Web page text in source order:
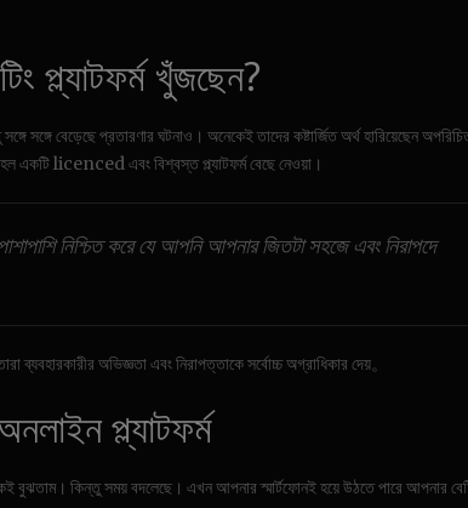
প্ল্যাটফর্ম খুঁজছেন?
সঙ্গে বেড়েছে প্রতারণার ঘটনাও। অনেকেই তাদের কষ্টার্জিত অর্থ হারিয়েছেন
একটি licenced এবং বিশ্বস্ত প্ল্যাটফর্ম বেছে নেওয়া।
নিশ্চিত করে যে আপনি আপনার জিতটা সহজে এবং নিরাপদে
ব্যবহারকারীর অভিজ্ঞতা এবং নিরাপত্তাকে সর্বোচ্চ অগ্রাধিকার দেয়。
প্ল্যাটফর্ম
বুঝতাম। কিন্তু সময় বদলেছে। এখন আপনার স্মার্টফোনই হয়ে উঠতে পারে আপনার